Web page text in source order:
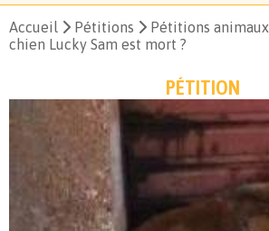
Accueil Pétitions Pétitions animaux
chien Lucky Sam est mort ?
PÉTITION